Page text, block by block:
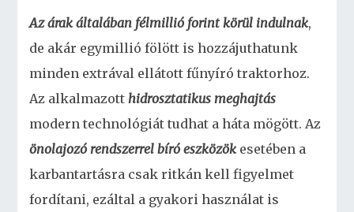
Az árak általában félmillió forint körül indulnak,
de akár egymillió fölött is hozzájuthatunk
minden extrával ellátott fűnyíró traktorhoz.
Az alkalmazotthidrosztatikus meghajtás
modern technológiát tudhat a háta mögött. Az
önolajozó rendszerrel bíró eszközök esetében a
karbantartásra csak ritkán kell figyelmet
fordítani, ezáltal a gyakori használat is